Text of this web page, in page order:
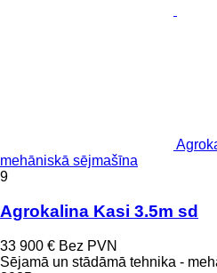
mehāniskā sējmašīna
9
Agrokalina Kasi 3.5m sd
33 900 € Bez PVN
Sējamā un stādāmā tehnika -